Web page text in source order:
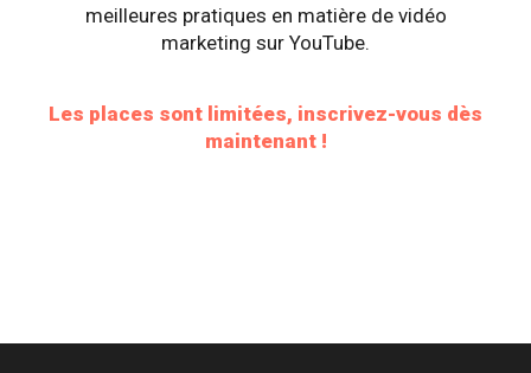
meilleures pratiques en matière de vidéo
marketing sur YouTube.
Les places sont limitées, inscrivez-vous dès
maintenant !